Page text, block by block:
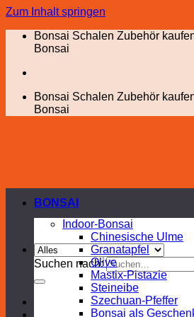
Zum Inhalt springen
Bonsai Schalen Zubehör
Bonsai
Bonsai Schalen Zubehör
Bonsai
Suchen nach:
BONSAI
Indoor-Bonsai
Chinesische Ulme
Granatapfel
Olive
Mastix-Pistazie
Steineibe
Szechuan-Pfeffer
Bonsai als